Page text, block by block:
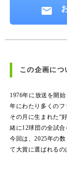
この企画につ
1976年に放送を開
年にわたり多くのフ
その月に生まれた“
緒に12球団の全試合
今回は、2025年の
て大賞に選ばれるの